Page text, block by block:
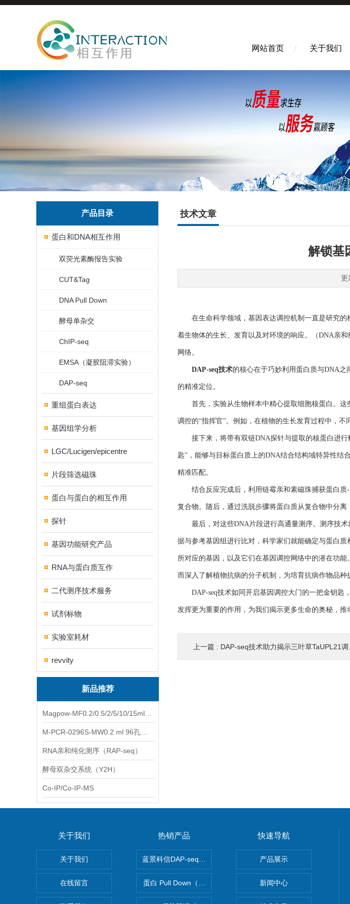
网站首页 关于我们
产品目录
蛋白和DNA相互作用
双荧光素酶报告实验
CUT&Tag
DNA Pull Down
酵母单杂交
ChIP-seq
EMSA（凝胶阻滞实验）
DAP-seq
重组蛋白表达
基因组学分析
LGC/Lucigen/epicentre
片段筛选磁珠
蛋白与蛋白的相互作用
探针
基因功能研究产品
RNA与蛋白质互作
二代测序技术服务
试剂标物
实验室耗材
revvity
新品推荐
RNA亲和纯化测序（RAP-seq）
酵母双杂交系统（Y2H）
Co-IP/Co-IP-MS
技术文章
解锁基
更
在生命科学领域，基因表达调控机制一直是研究的
着生物体的生长、发育以及对环境的响应。（DNA亲
网络。
DAP-seq技术的核心在于巧妙利用蛋白质与DNA
的精准定位。
首先，实验从生物样本中精心提取细胞核蛋白。这
调控的“指挥官”。例如，在植物的生长发育过程中，
接下来，将带有双链DNA探针与提取的核蛋白进行
匙”，能够与目标蛋白质上的DNA结合结构域特异性结
精准匹配。
结合反应完成后，利用链霉亲和素磁珠捕获蛋白质-
复合物。随后，通过洗脱步骤将蛋白质从复合物中分
最后，对这些DNA片段进行高通量测序。测序技术
据与参考基因组进行比对，科学家们就能确定与蛋白
所对应的基因，以及它们在基因调控网络中的潜在功
而深入了解植物抗病的分子机制，为培育抗病作物品种
DAP-seq技术如同开启基因调控大门的一把金钥匙
发挥更为重要的作用，为我们揭示更多生命的奥秘，推
上一篇 : DAP-seq技术助力揭示三叶草TaUPL21调控根系发育的分子机制
关于我们
关于我们
在线留言
热销产品
蓝景科信DAP-seq技术服务实验流程分析流程
蛋白 Pull Down（蛋白和蛋白互作）
快速导航
产品展示
新闻中心